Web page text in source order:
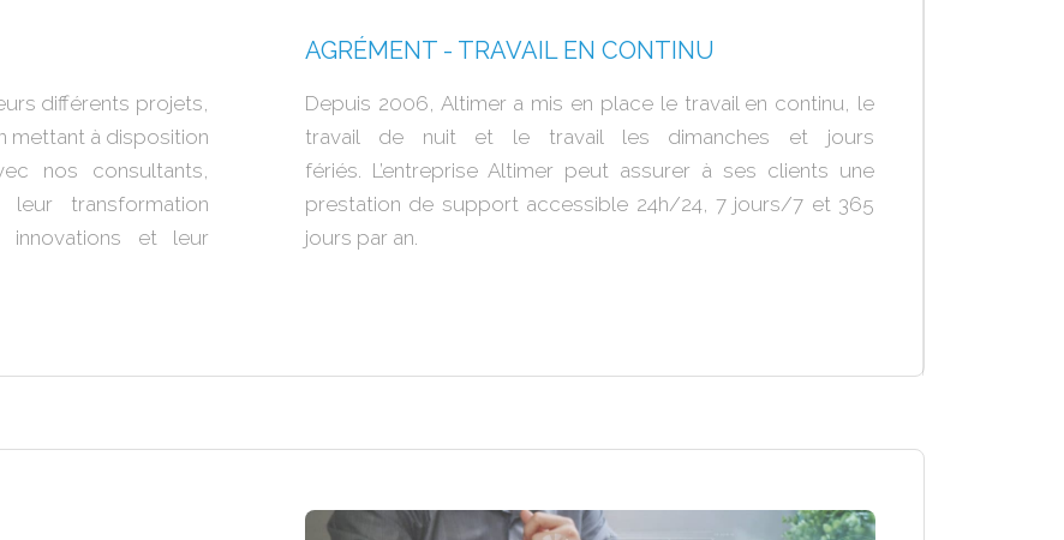
différents projets,
mettant à disposition
nos consultants,
transformation
innovations et leur
AGRÉMENT - TRAVAIL EN CONTINU
Depuis 2006, Altimer a mis en place le travail en continu, le
travail de nuit et le travail les dimanches et jours
fériés. L’entreprise Altimer peut assurer à ses clients une
prestation de support accessible 24h/24, 7 jours/7 et 365
jours par an.